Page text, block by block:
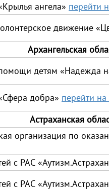
ангела» перейти
движение
Архангельская
детям «Надежда
добра» перейти на
Астраханская
организация по
с РАС
с РАС